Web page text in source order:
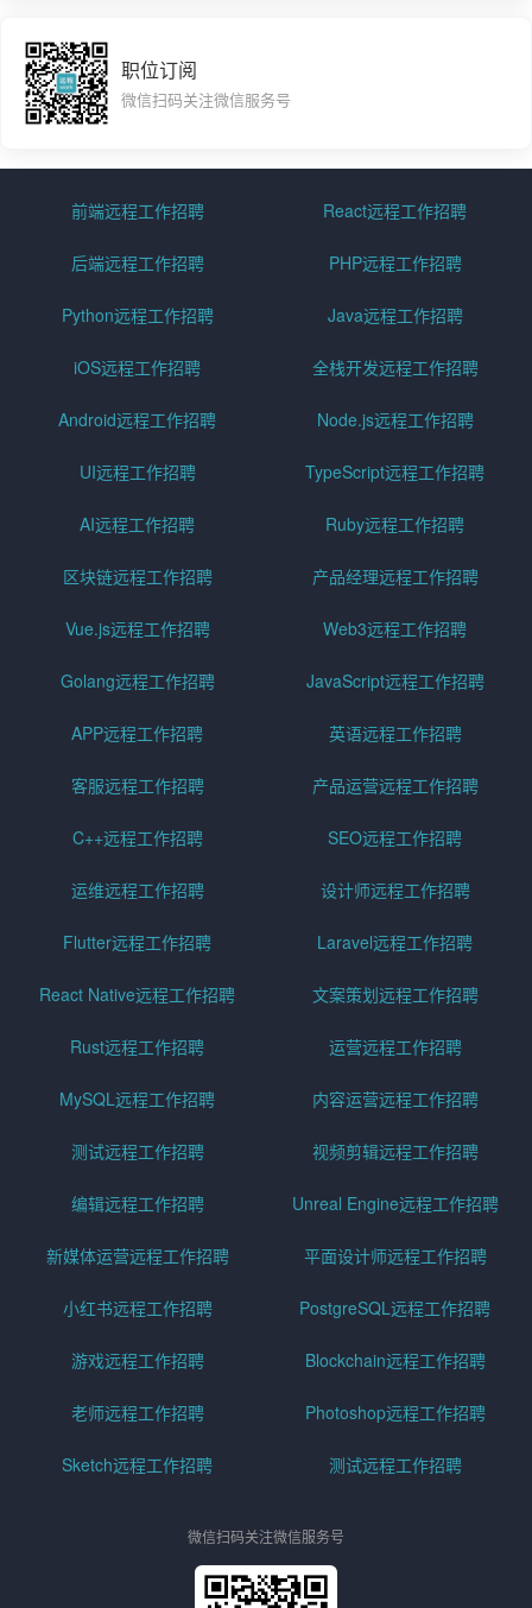
职位订阅
微信扫码关注微信服务号
前端远程工作招聘 React远程工作招聘
后端远程工作招聘 PHP远程工作招聘
Python远程工作招聘 Java远程工作招聘
iOS远程工作招聘 全栈开发远程工作招聘
Android远程工作招聘 Node.js远程工作招聘
UI远程工作招聘 TypeScript远程工作招聘
AI远程工作招聘 Ruby远程工作招聘
区块链远程工作招聘 产品经理远程工作招聘
Vue.js远程工作招聘 Web3远程工作招聘
Golang远程工作招聘 JavaScript远程工作招聘
APP远程工作招聘 英语远程工作招聘
客服远程工作招聘 产品运营远程工作招聘
C++远程工作招聘 SEO远程工作招聘
运维远程工作招聘 设计师远程工作招聘
Flutter远程工作招聘 Laravel远程工作招聘
React Native远程工作招聘 文案策划远程工作招聘
Rust远程工作招聘 运营远程工作招聘
MySQL远程工作招聘 内容运营远程工作招聘
测试远程工作招聘 视频剪辑远程工作招聘
编辑远程工作招聘 Unreal Engine远程工作招聘
新媒体运营远程工作招聘 平面设计师远程工作招聘
小红书远程工作招聘 PostgreSQL远程工作招聘
游戏远程工作招聘 Blockchain远程工作招聘
老师远程工作招聘 Photoshop远程工作招聘
Sketch远程工作招聘 测试远程工作招聘
微信扫码关注微信服务号